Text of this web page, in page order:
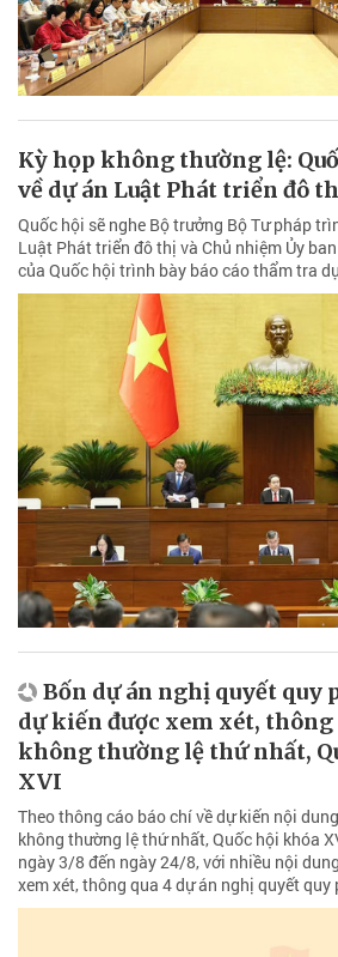
Kỳ họp không thường lệ:
về dự án Luật Phát triển đô
Quốc hội sẽ nghe Bộ trưởng Bộ Tư pháp
Luật Phát triển đô thị và Chủ nhiệm Ủy
của Quốc hội trình bày báo cáo thẩm tra
Bốn dự án nghị quyết quy
dự kiến được xem xét, thông
không thường lệ thứ nhất,
XVI
Theo thông cáo báo chí về dự kiến nội
không thường lệ thứ nhất, Quốc hội khóa
ngày 3/8 đến ngày 24/8, với nhiều nội
xem xét, thông qua 4 dự án nghị quyết